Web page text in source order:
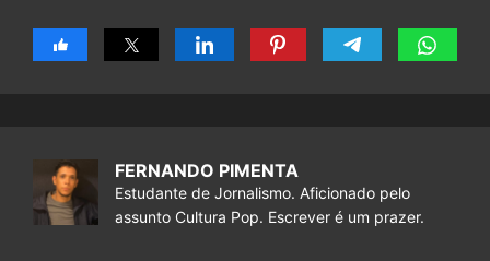
FERNANDO PIMENTA
Estudante de Jornalismo. Aficionado pelo
assunto Cultura Pop. Escrever é um prazer.